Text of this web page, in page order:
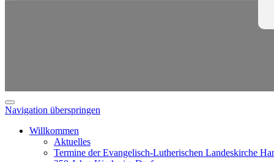
Navigation überspringen
Willkommen
Aktuelles
Termine der Evangelisch-Lutherischen Landeskirche